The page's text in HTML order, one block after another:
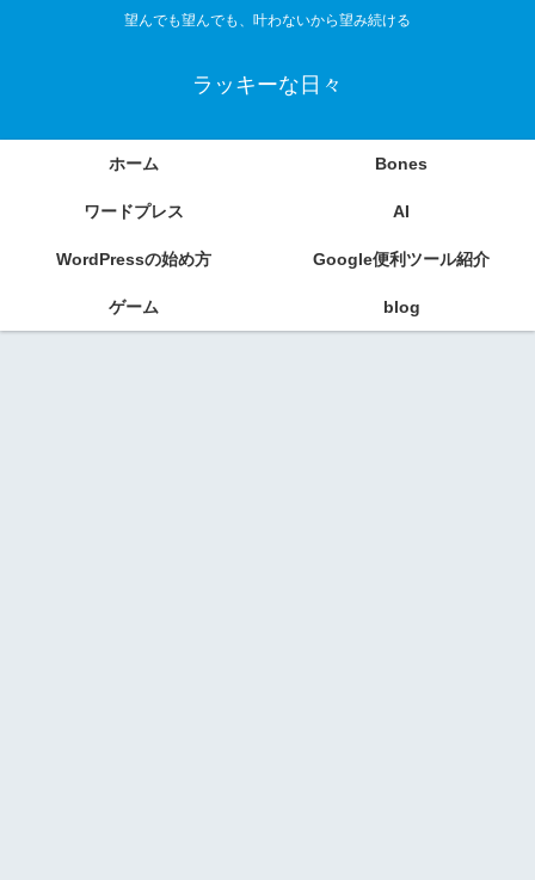
望んでも望んでも、叶わないから望み続ける
ラッキーな日々
ホーム Bones
ワードプレス AI
WordPressの始め方 Google便利ツール紹介
ゲーム blog